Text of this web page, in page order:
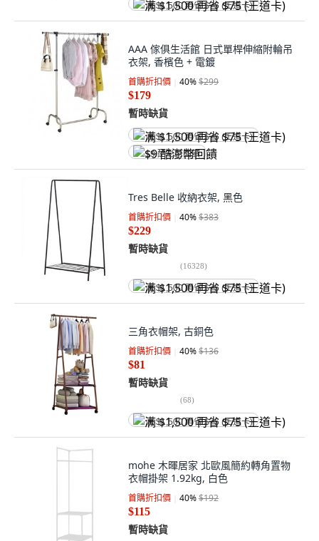
满 $1,500 再省 $75 (王道卡)
AAA 傢俱生活館 日式單桿伸縮附輪吊
衣架, 香檳色 + 電鍍
首購折扣價 40%$299
$179
暫時缺貨
满 $1,500 再省 $75 (王道卡)
$9 酷澎幣回饋
Tres Belle 收納衣架, 黑色
首購折扣價 40%$383
$229
暫時缺貨
(16328)
满 $1,500 再省 $75 (王道卡)
三角衣帽架, 古銅色
首購折扣價 40%$136
$81
暫時缺貨
(68)
满 $1,500 再省 $75 (王道卡)
mohe 木暉居家 北歐風簡約轉角置物
衣帽掛架 1.92kg, 白色
首購折扣價 40%$192
$115
暫時缺貨